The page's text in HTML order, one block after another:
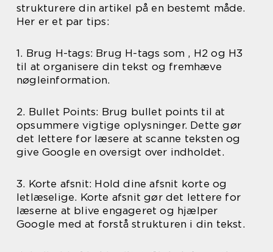
strukturere din artikel på en bestemt måde.
Her er et par tips:
1. Brug H-tags: Brug H-tags som , H2 og H3
til at organisere din tekst og fremhæve
nøgleinformation.
2. Bullet Points: Brug bullet points til at
opsummere vigtige oplysninger. Dette gør
det lettere for læsere at scanne teksten og
give Google en oversigt over indholdet.
3. Korte afsnit: Hold dine afsnit korte og
letlæselige. Korte afsnit gør det lettere for
læserne at blive engageret og hjælper
Google med at forstå strukturen i din tekst.